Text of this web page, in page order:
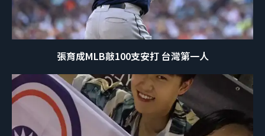
張育成MLB敲100支安打 台灣第一人